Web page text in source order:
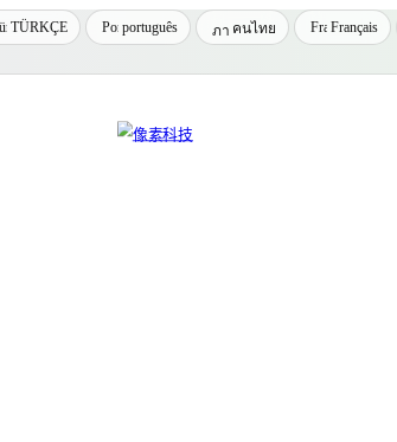
TÜRKÇE português คนไทย Français